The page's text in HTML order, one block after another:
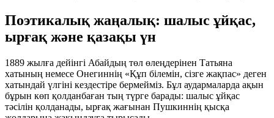
Поэтикалық жаңалық: шалыс ұйқас,
ырғақ және қазақы үн
1889 жылға дейінгі Абайдың төл өлеңдерінен Татьяна
хатының немесе Онегиннің «Құп білемін, сізге жақпас» деген
хатындай үлгіні кездестіре бермейміз. Бұл аудармаларда ақын
бұрын көп қолданбаған тың түрге барады: шалыс ұйқас
тәсілін қолданады, ырғақ жағынан Пушкиннің қысқа